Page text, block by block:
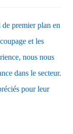
premier plan en
et les
nous nous
dans le secteur.
pour leur